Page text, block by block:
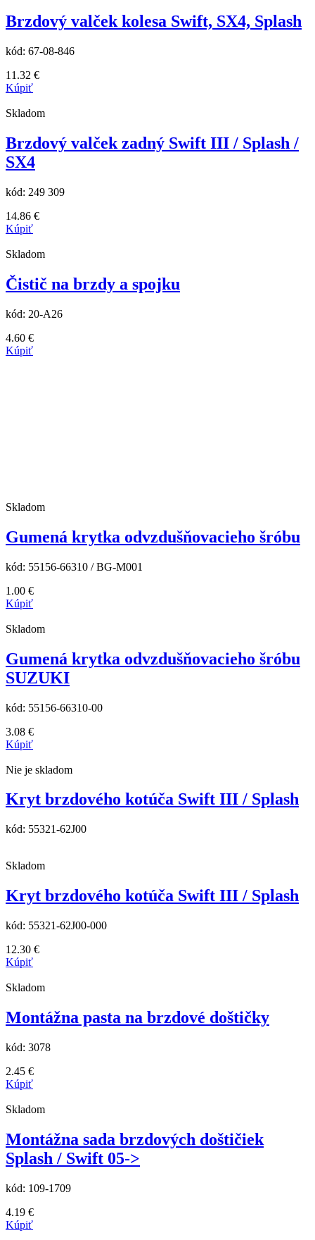
Brzdový valček kolesa Swift, SX4, Splash
kód: 67-08-846
11.32 €
Kúpiť
Skladom
Brzdový valček zadný Swift III / Splash /
SX4
kód: 249 309
14.86 €
Kúpiť
Skladom
Čistič na brzdy a spojku
kód: 20-A26
4.60 €
Kúpiť
Skladom
Gumená krytka odvzdušňovacieho šróbu
kód: 55156-66310 / BG-M001
1.00 €
Kúpiť
Skladom
Gumená krytka odvzdušňovacieho šróbu
SUZUKI
kód: 55156-66310-00
3.08 €
Kúpiť
Nie je skladom
Kryt brzdového kotúča Swift III / Splash
kód: 55321-62J00
Skladom
Kryt brzdového kotúča Swift III / Splash
kód: 55321-62J00-000
12.30 €
Kúpiť
Skladom
Montážna pasta na brzdové doštičky
kód: 3078
2.45 €
Kúpiť
Skladom
Montážna sada brzdových doštičiek
Splash / Swift 05->
kód: 109-1709
4.19 €
Kúpiť